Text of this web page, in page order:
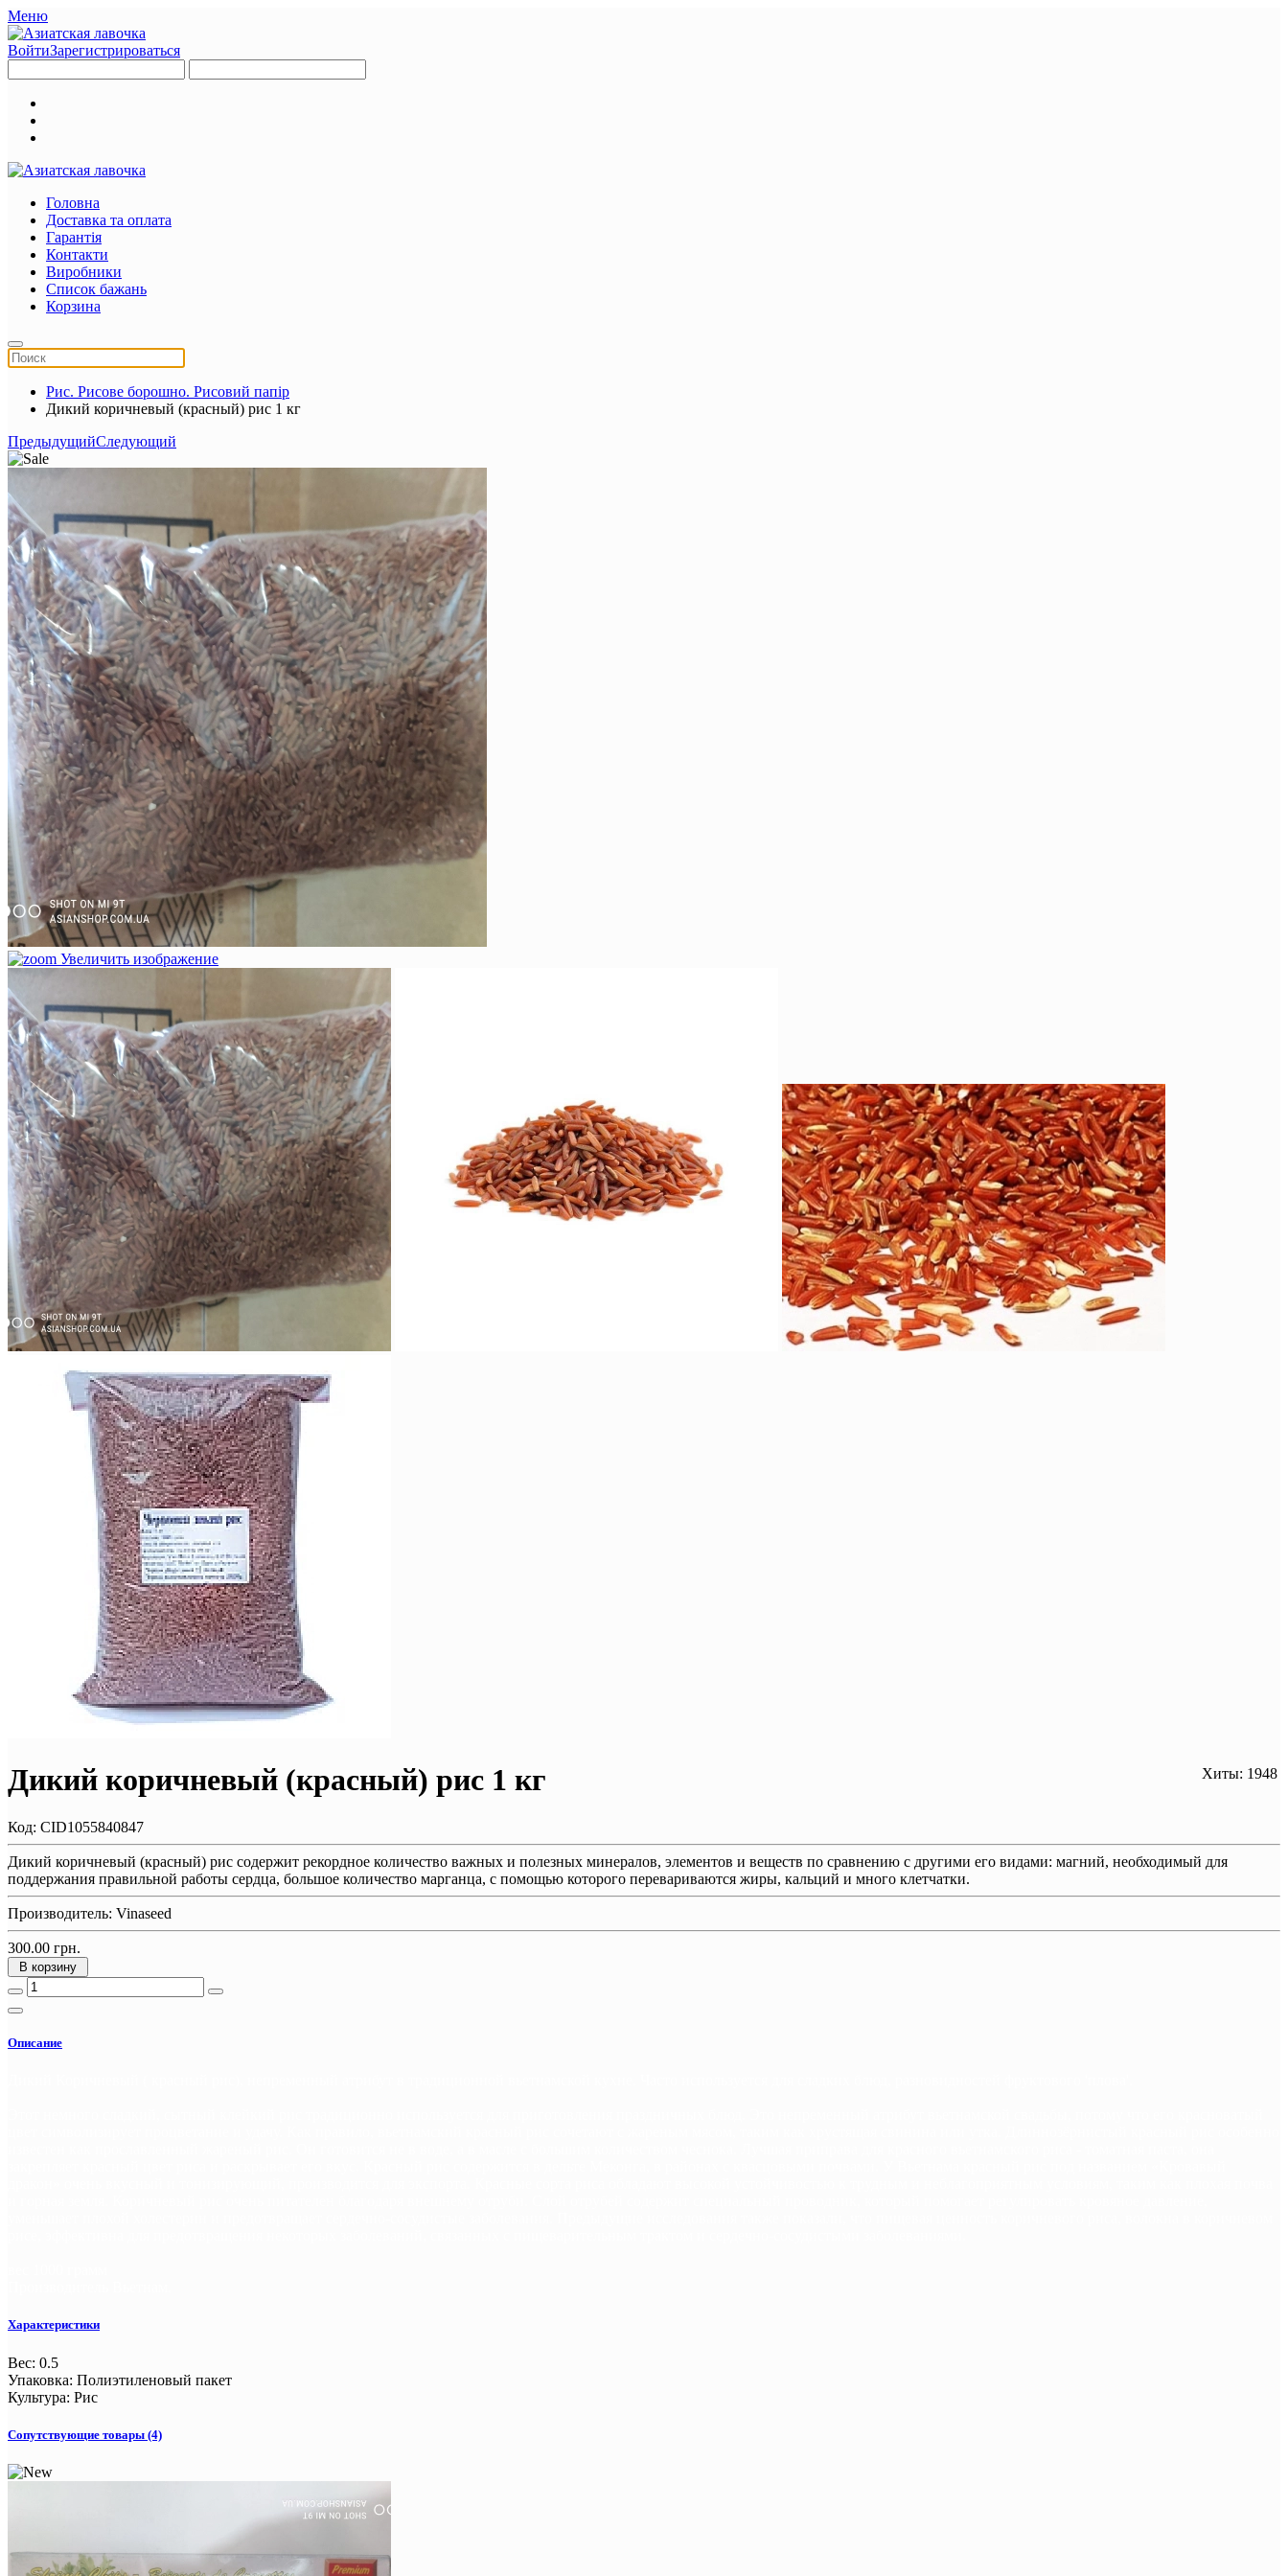
Меню
ВойтиЗарегистрироваться
Головна
Доставка та оплата
Гарантія
Контакти
Виробники
Список бажань
Корзина
Рис. Рисове борошно. Рисовий папір
Дикий коричневый (красный) рис 1 кг
ПредыдущийСледующий
Увеличить изображение
Хиты: 1948
Дикий коричневый (красный) рис 1 кг
Код: CID1055840847
Дикий коричневый (красный) рис содержит рекордное количество важных и полезных минералов, элементов и веществ по сравнению с другими его видами: магний, необходимый для
поддержания правильной работы сердца, большое количество марганца, с помощью которого перевариваются жиры, кальций и много клетчатки.
Производитель: Vinaseed
300.00 грн.
В корзину
Описание
Характеристики
Вес: 0.5
Упаковка: Полиэтиленовый пакет
Культура: Рис
Сопутствующие товары (4)